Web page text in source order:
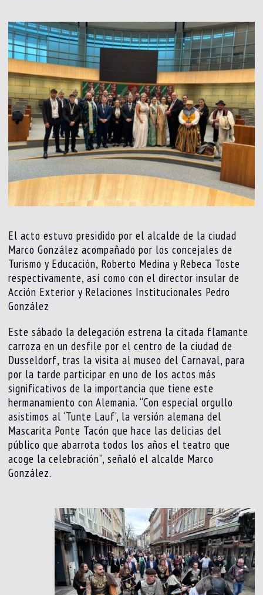
El acto estuvo presidido por el alcalde de la ciudad
Marco González acompañado por los concejales de
Turismo y Educación, Roberto Medina y Rebeca Toste
respectivamente, así como con el director insular de
Acción Exterior y Relaciones Institucionales Pedro
González
Este sábado la delegación estrena la citada flamante
carroza en un desfile por el centro de la ciudad de
Dusseldorf, tras la visita al museo del Carnaval, para
por la tarde participar en uno de los actos más
significativos de la importancia que tiene este
hermanamiento con Alemania. “Con especial orgullo
asistimos al ‘Tunte Lauf’, la versión alemana del
Mascarita Ponte Tacón que hace las delicias del
público que abarrota todos los años el teatro que
acoge la celebración”, señaló el alcalde Marco
González.